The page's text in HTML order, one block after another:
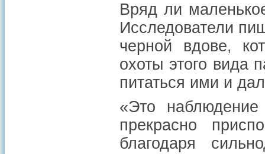
Вряд ли
Исследователи
черной вдове,
охоты этого вида
питаться ими и
«Это
прекрасно
благодаря